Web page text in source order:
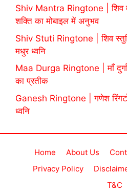
Shiv Mantra Ringtone | शिव
शक्ति का मोबाइल में अनुभव
Shiv Stuti Ringtone | शिव
मधुर ध्वनि
Maa Durga Ringtone | माँ
का प्रतीक
Ganesh Ringtone | गणेश
ध्वनि
Home About Us
Privacy Policy
T&C